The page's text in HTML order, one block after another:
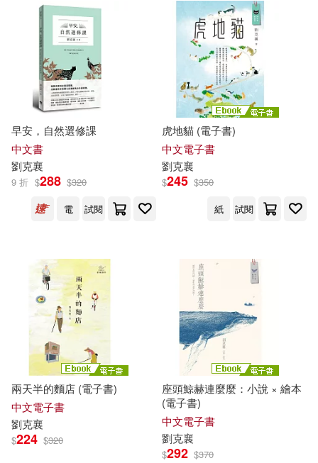
早安，自然選修課
中文書
劉克襄
9 折 $288 $320
電
試閱
虎地貓 (電子書)
中文電子書
劉克襄
$245 $350
紙
試閱
兩天半的麵店 (電子書)
中文電子書
劉克襄
$224 $320
座頭鯨赫連麼麼：小說 × 繪本
(電子書)
中文電子書
劉克襄
$292 $370